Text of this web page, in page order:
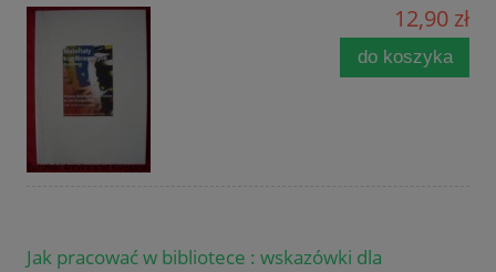
12,90 zł
do koszyka
Jak pracować w bibliotece : wskazówki dla